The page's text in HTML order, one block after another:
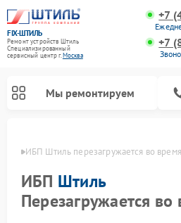
FIX-ШТИЛЬ
Ремонт устройств Штиль
Специализированный
cервисный центр г.Москва
+7
+7
Мы ремонтируем
ИБП Штиль перезагружается во
ИБП Штиль
Перезагружается